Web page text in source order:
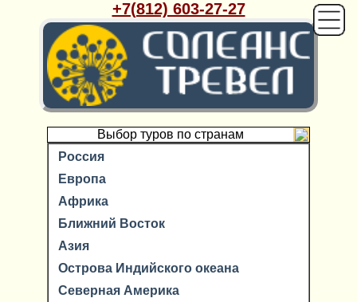
+7(812) 603-27-27
Выбор туров по странам
Россия
Европа
Африка
Ближний Восток
Азия
Острова Индийского океана
Северная Америка